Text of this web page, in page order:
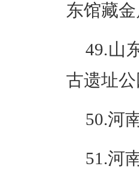
东馆藏
49.山
古遗址公
50.河
51.河